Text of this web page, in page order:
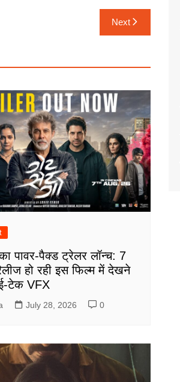
Next
पावर-पैक्ड ट्रेलर लॉन्च: 7
हो रही इस फिल्म में देखने
टेक VFX
July 28, 2026 0